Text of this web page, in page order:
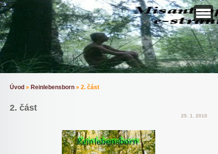
Úvod » Reinlebensborn » 2. část
2. část
25. 1. 2010